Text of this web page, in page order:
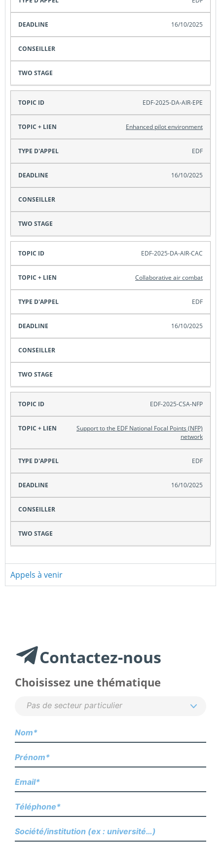
16/10/2025
EDF-2025-DA-AIR-EPE
Enhanced pilot environment
EDF
16/10/2025
EDF-2025-DA-AIR-CAC
Collaborative air combat
EDF
16/10/2025
EDF-2025-CSA-NFP
Support to the EDF National Focal Points (NFP)
network
EDF
16/10/2025
Appels à venir
Contactez-nous
Choisissez une thématique